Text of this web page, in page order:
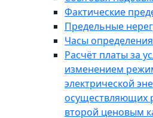
Фактические
Предельные
Часы
Расчёт платы за
изменением
электрической
осуществляющих
второй ценовым